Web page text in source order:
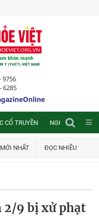
9756
6285
CỔ TRUYỀN NGHIÊN CỨU
MỚI NHẤT ĐỌC NHIỀU
2/9 bị xử phạt